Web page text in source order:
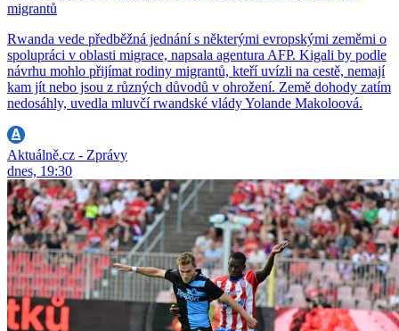
migrantů
Rwanda vede předběžná jednání s některými evropskými zeměmi o
spolupráci v oblasti migrace, napsala agentura AFP. Kigali by podle
návrhu mohlo přijímat rodiny migrantů, kteří uvízli na cestě, nemají
kam jít nebo jsou z různých důvodů v ohrožení. Země dohody zatím
nedosáhly, uvedla mluvčí rwandské vlády Yolande Makoloová.
Aktuálně.cz - Zprávy
dnes, 19:30